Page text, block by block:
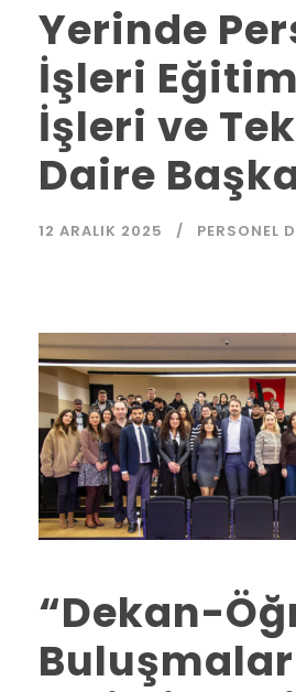
Yerinde
İşleri
İşleri ve
Daire
12 ARALIK 2025 PERSONEL
“Dekan-